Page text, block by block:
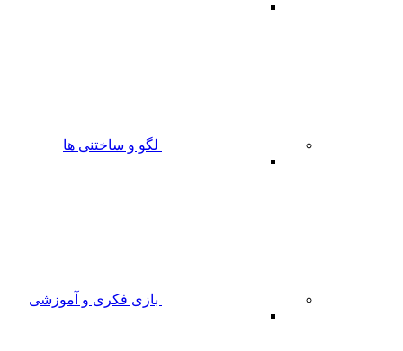
لگو و ساختنی ها
بازی فکری و آموزشی